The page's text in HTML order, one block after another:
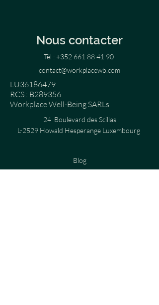
Nous contacter
Tél :+352 661 88 41 90
contact@workplacewb.com
LU36186479
RCS : B289356
Workplace Well-Being SARLs
24 Boulevard des Scillas
L-2529 Howald Hesperange Luxembourg
Blog